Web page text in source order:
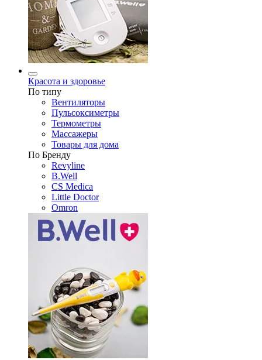
Красота и здоровье
По типу
Вентиляторы
Пульсоксиметры
Термометры
Массажеры
Товары для дома
По Бренду
Revyline
B.Well
CS Medica
Little Doctor
Omron